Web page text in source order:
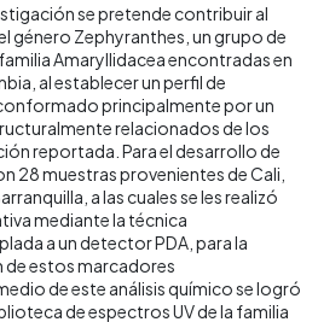
se pretende contribuir al
género Zephyranthes, un grupo de
Amaryllidacea encontradas en
al establecer un perfil de
principalmente por un
relacionados de los
reportada. Para el desarrollo de
28 muestras provenientes de Cali,
a las cuales se les realizó
mediante la técnica
a un detector PDA, para la
estos marcadores
de este análisis químico se logró
de espectros UV de la familia